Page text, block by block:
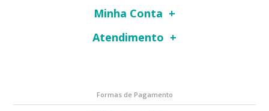
Minha Conta
Atendimento
Formas de Pagamento